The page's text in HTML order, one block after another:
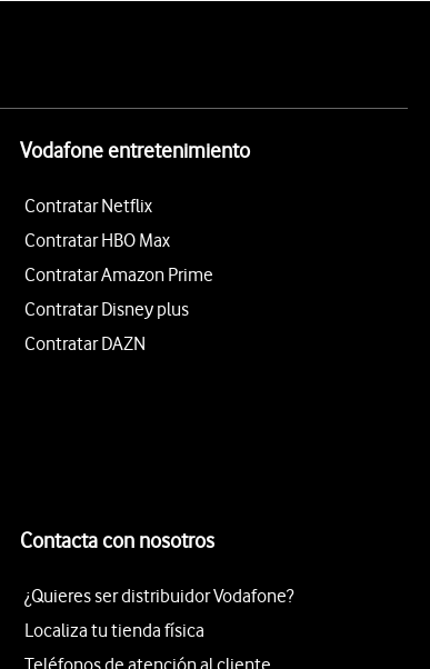
Vodafone entretenimiento
Contratar Netflix
Contratar HBO Max
Contratar Amazon Prime
Contratar Disney plus
Contratar DAZN
Contacta con nosotros
¿Quieres ser distribuidor Vodafone?
Localiza tu tienda física
Teléfonos de atención al cliente